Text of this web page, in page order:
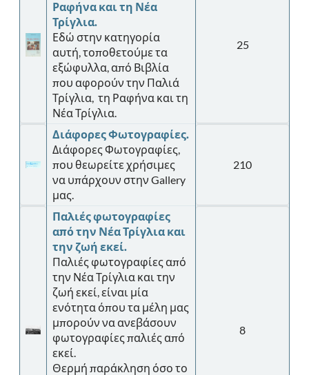
Ραφήνα και τη Νέα
Τρίγλια.
Εδώ στην κατηγορία
αυτή, τοποθετούμε τα
εξώφυλλα, από Βιβλία
που αφορούν την Παλιά
Τρίγλια, τη Ραφήνα και τη
Νέα Τρίγλια.
25
Διάφορες Φωτογραφίες.
Διάφορες Φωτογραφίες,
που θεωρείτε χρήσιμες
να υπάρχουν στην Gallery
μας.
210
Παλιές φωτογραφίες
από την Νέα Τρίγλια και
την ζωή εκεί.
Παλιές φωτογραφίες από
την Νέα Τρίγλια και την
ζωή εκεί, είναι μία
ενότητα όπου τα μέλη μας
μπορούν να ανεβάσουν
φωτογραφίες παλιές από
εκεί.
Θερμή παράκληση όσο το
8